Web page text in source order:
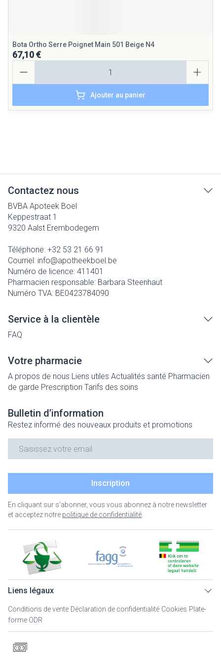
Bota Ortho Serre Poignet Main 501 Beige N4
67,10 €
Ajouter au panier
Contactez nous
BVBA Apoteek Boel
Keppestraat 1
9320 Aalst Erembodegem
Téléphone: +32 53 21 66 91
Courriel: info@apotheekboel.be
Numéro de licence: 411401
Pharmacien responsable: Barbara Steenhaut
Numéro TVA: BE0423784090
Service à la clientèle
FAQ
Votre pharmacie
A propos de nous Liens utiles Actualités santé Pharmacien
de garde Prescription Tarifs des soins
Bulletin d’information
Restez informé des nouveaux produits et promotions
Inscription
En cliquant sur s'abonner, vous vous abonnez à notre newsletter
et acceptez notre politique de confidentialité
Liens légaux
Conditions de vente Déclaration de confidentialité Cookies Plate-
forme ODR